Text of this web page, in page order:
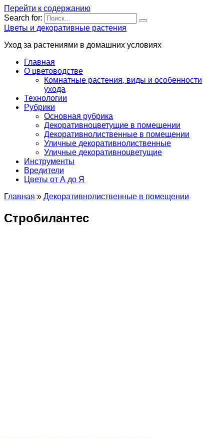
Перейти к содержанию
Search for:
Цветы и декоративные растения
Уход за растениями в домашних условиях
Главная
О цветоводстве
Комнатные растения, виды и особенности
ухода
Технологии
Рубрики
Основная рубрика
Декоративноцветущие в помещении
Декоративнолиственные в помещении
Уличные декоративнолиственные
Уличные декоративноцветущие
Инструменты
Вредители
Цветы от А до Я
Главная » Декоративнолиственные в помещении
Стробилантес